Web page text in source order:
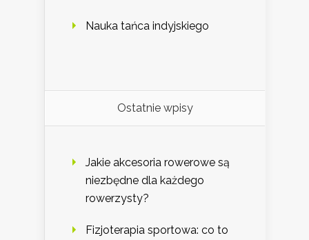
Nauka tańca indyjskiego
Ostatnie wpisy
Jakie akcesoria rowerowe są
niezbędne dla każdego
rowerzysty?
Fizjoterapia sportowa: co to